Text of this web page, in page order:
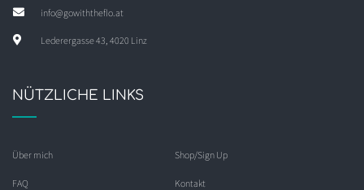
info@gowiththeflo.at
Lederergasse 43, 4020 Linz
NÜTZLICHE LINKS
Über mich Shop/Sign Up
FAQ Kontakt